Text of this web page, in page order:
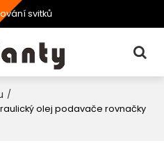
svitků
/
olej podavače rovnačky